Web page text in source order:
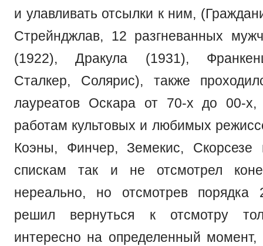
и улавливать отсылки к ним,
Стрейнджлав, 12 разгневанных
(1922), Дракула (1931),
Сталкер, Солярис), также
лауреатов Оскара от 70-х до 00-
работам культовых и любимых
Коэны, Финчер, Земекис,
спискам так и не отсмотрел
нереально, но отсмотрев порядка
решил вернуться к отсмотру
интересно на определенный